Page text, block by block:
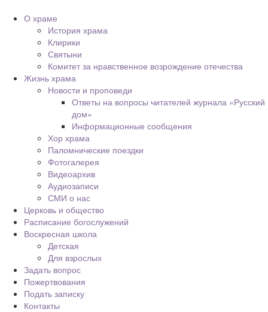
О храме
История храма
Клирики
Святыни
Комитет за нравственное возрождение отечества
Жизнь храма
Новости и проповеди
Ответы на вопросы читателей журнала «Русский
дом»
Информационные сообщения
Хор храма
Паломнические поездки
Фотогалерея
Видеоархив
Аудиозаписи
СМИ о нас
Церковь и общество
Расписание богослужений
Воскресная школа
Детская
Для взрослых
Задать вопрос
Пожертвования
Подать записку
Контакты